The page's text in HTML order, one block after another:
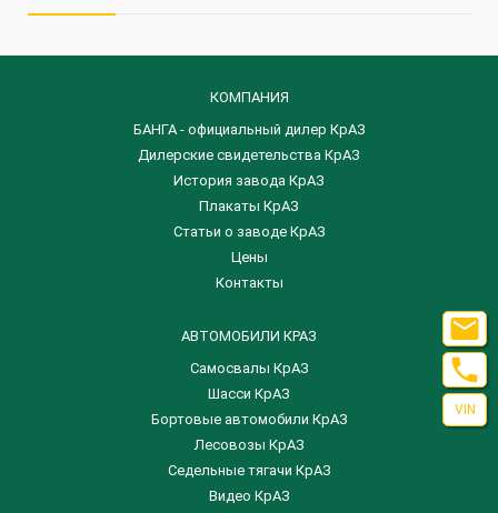
КОМПАНИЯ
БАНГА - официальный дилер КрАЗ
Дилерские свидетельства КрАЗ
История завода КрАЗ
Плакаты КрАЗ
Статьи о заводе КрАЗ
Цены
Контакты
АВТОМОБИЛИ КРАЗ
Самосвалы КрАЗ
Шасси КрАЗ
Бортовые автомобили КрАЗ
Лесовозы КрАЗ
Седельные тягачи КрАЗ
Видео КрАЗ


VIN